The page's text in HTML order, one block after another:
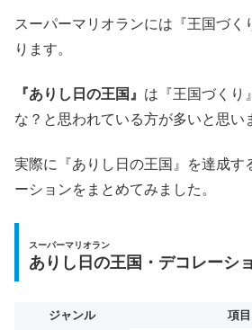
スーパーマリオランには『王国づく
ります。
『ありし日の王国』 は『王国づくり
な？と思われている方が多いと思い
実際に『ありし日の王国』を達成す
ーションをまとめてみました。
スーパーマリオラン
ありし日の王国・デコレーシ
ジャンル 項目